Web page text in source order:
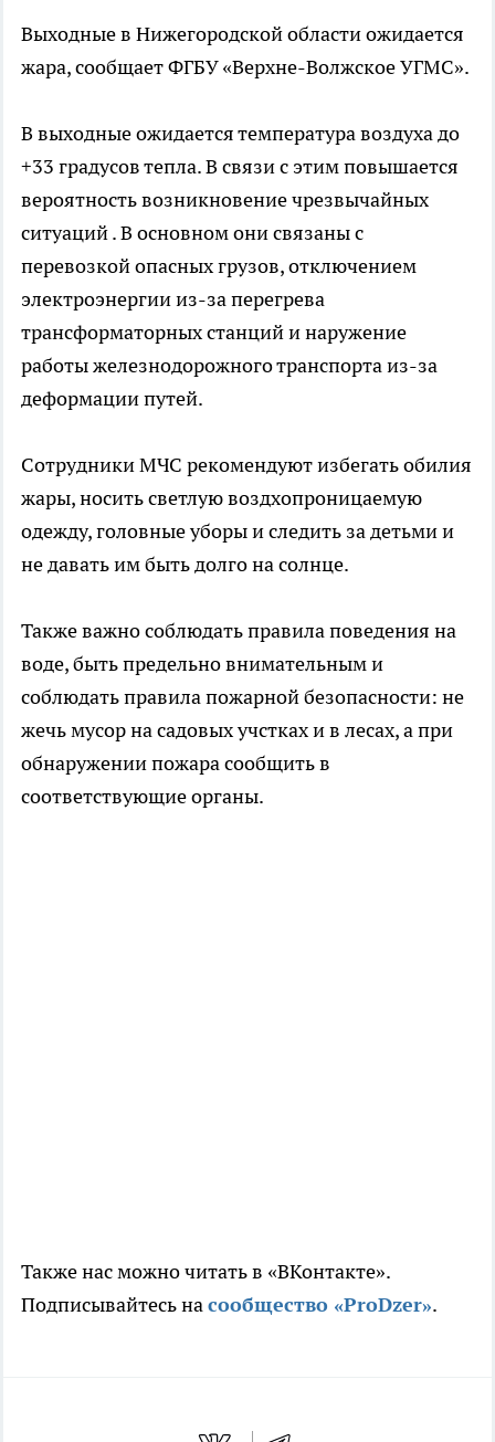
Выходные в Нижегородской области ожидается
жара, сообщает ФГБУ «Верхне-Волжское УГМС».
В выходные ожидается температура воздуха до
+33 градусов тепла. В связи с этим повышается
вероятность возникновение чрезвычайных
ситуаций . В основном они связаны с
перевозкой опасных грузов, отключением
электроэнергии из-за перегрева
трансформаторных станций и наружение
работы железнодорожного транспорта из-за
деформации путей.
Сотрудники МЧС рекомендуют избегать обилия
жары, носить светлую воздхопроницаемую
одежду, головные уборы и следить за детьми и
не давать им быть долго на солнце.
Также важно соблюдать правила поведения на
воде, быть предельно внимательным и
соблюдать правила пожарной безопасности: не
жечь мусор на садовых учстках и в лесах, а при
обнаружении пожара сообщить в
соответствующие органы.
Также нас можно читать в «ВКонтакте».
Подписывайтесь насообщество «ProDzer».